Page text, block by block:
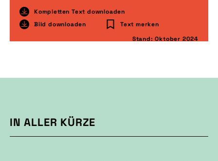
Kompletten Text downloaden
Bild downloaden
Text merken
Stand: Oktober 2024
IN ALLER KÜRZE